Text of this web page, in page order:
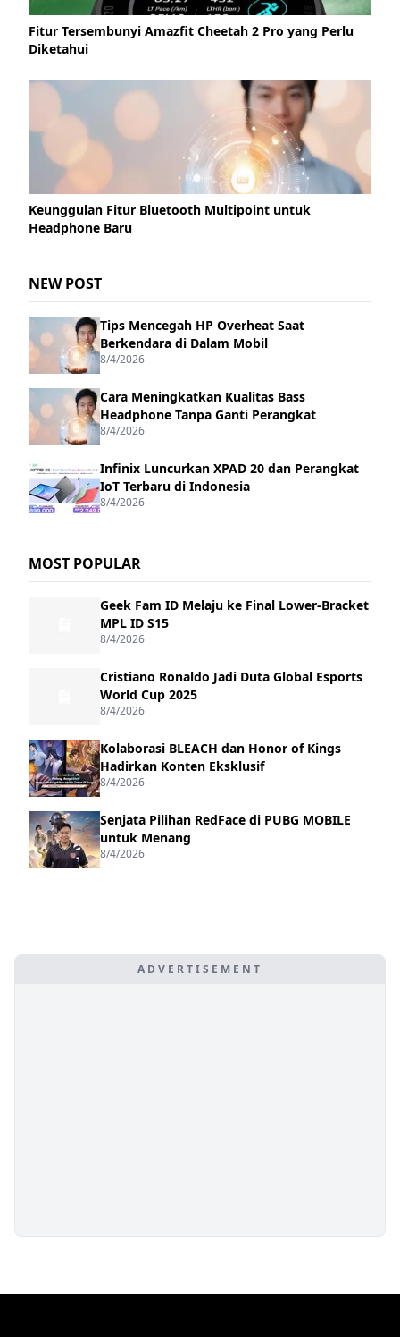
Fitur Tersembunyi Amazfit Cheetah 2 Pro yang Perlu
Diketahui
Keunggulan Fitur Bluetooth Multipoint untuk
Headphone Baru
NEW POST
Tips Mencegah HP Overheat Saat
Berkendara di Dalam Mobil
8/4/2026
Cara Meningkatkan Kualitas Bass
Headphone Tanpa Ganti Perangkat
8/4/2026
Infinix Luncurkan XPAD 20 dan Perangkat
IoT Terbaru di Indonesia
8/4/2026
MOST POPULAR
Geek Fam ID Melaju ke Final Lower-Bracket
MPL ID S15
8/4/2026
Cristiano Ronaldo Jadi Duta Global Esports
World Cup 2025
8/4/2026
Kolaborasi BLEACH dan Honor of Kings
Hadirkan Konten Eksklusif
8/4/2026
Senjata Pilihan RedFace di PUBG MOBILE
untuk Menang
8/4/2026
ADVERTISEMENT